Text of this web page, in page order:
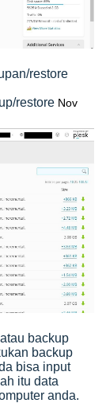
restore
restore Nov
backup
backup
bisa input
itu data
anda.